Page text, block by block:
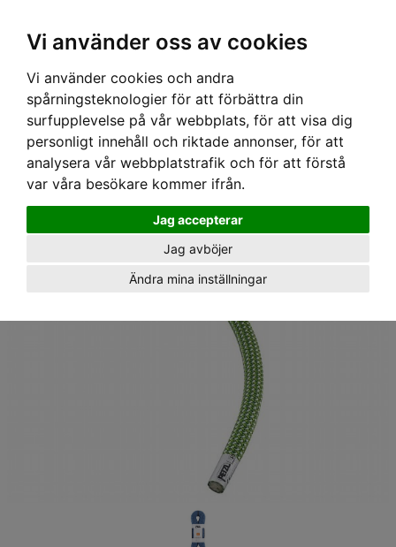
Vi använder oss av cookies
Vi använder cookies och andra
spårningsteknologier för att förbättra din
surfupplevelse på vår webbplats, för att visa dig
personligt innehåll och riktade annonser, för att
analysera vår webbplatstrafik och för att förstå
var våra besökare kommer ifrån.
Jag accepterar
Jag avböjer
Ändra mina inställningar
Hem›Utrustning› Rep Contact Wall, 9,8 mm, 40 m, grön, Petzl